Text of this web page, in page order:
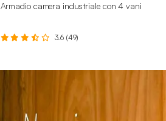
Armadio camera industriale con 4 vani
3.6 (49)